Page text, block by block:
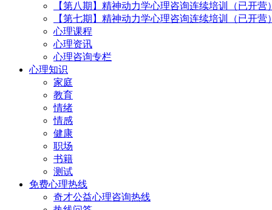
【第八期】精神动力学心理咨询连续培训（已开营）
【第七期】精神动力学心理咨询连续培训（已开营）
心理课程
心理资讯
心理咨询专栏
心理知识
家庭
教育
情绪
情感
健康
职场
书籍
测试
免费心理热线
奇才公益心理咨询热线